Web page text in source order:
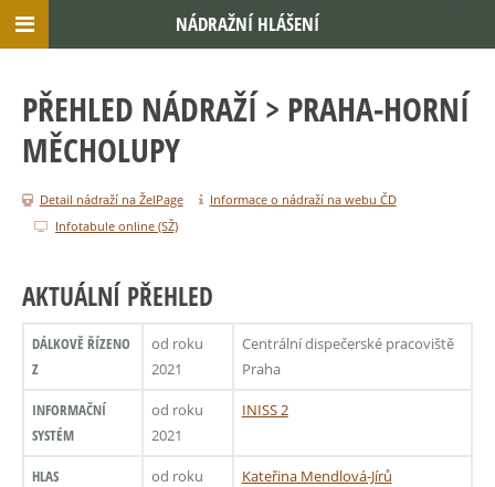
PŘEHLED NÁDRAŽÍ > PRAHA-HORNÍ
MĚCHOLUPY
Detail nádraží na ŽelPage
Informace o nádraží na webu ČD
Infotabule online (SŽ)
AKTUÁLNÍ PŘEHLED
DÁLKOVĚ ŘÍZENO
Z
od roku
2021
Centrální dispečerské pracoviště
Praha
INFORMAČNÍ
SYSTÉM
od roku
2021
INISS 2
HLAS
od roku
Kateřina Mendlová-Jírů
NÁDRAŽNÍ HLÁŠENÍ